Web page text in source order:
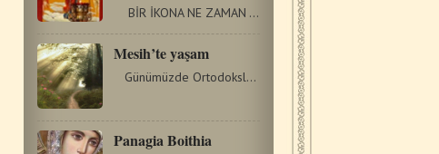
BİR İKONA NE ZAMAN ‘PUT’ ADDEDİLİR? Özellikle…
Mesih’te yaşam
Günümüzde Ortodoksluğun, özellikle de geçmiş…
Panagia Boithia